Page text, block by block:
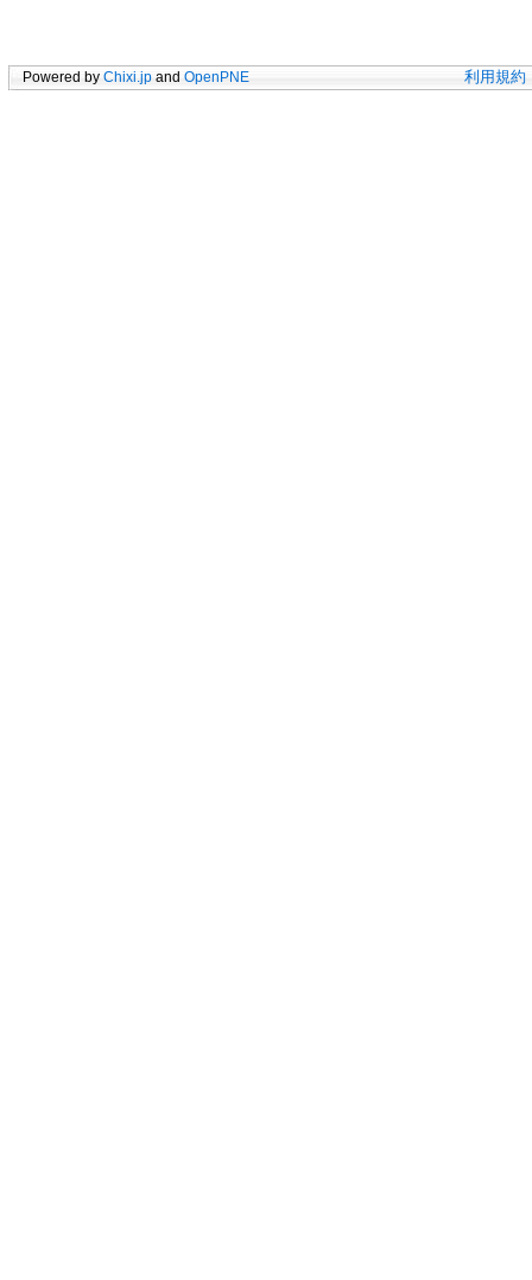
Powered by Chixi.jp and OpenPNE 利用規約